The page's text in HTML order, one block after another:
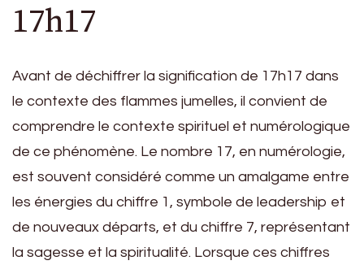
17h17
Avant de déchiffrer la signification de 17h17 dans
le contexte des flammes jumelles, il convient de
comprendre le contexte spirituel et numérologique
de ce phénomène. Le nombre 17, en numérologie,
est souvent considéré comme un amalgame entre
les énergies du chiffre 1, symbole de leadership et
de nouveaux départs, et du chiffre 7, représentant
la sagesse et la spiritualité. Lorsque ces chiffres